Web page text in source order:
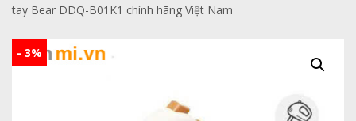
tay Bear DDQ-B01K1 chính hãng Việt Nam
- 3%